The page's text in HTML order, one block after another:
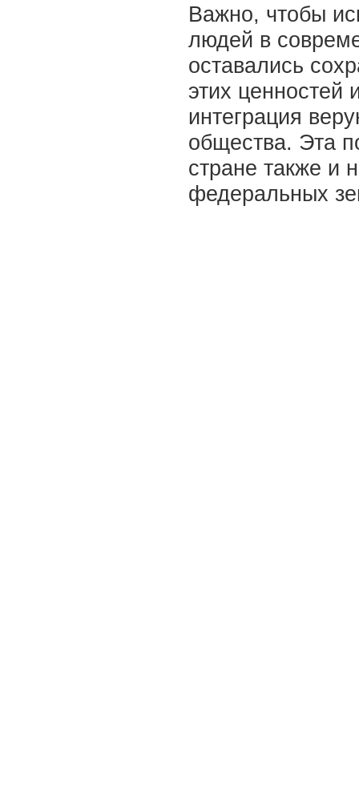
Важно, чтобы
людей в
оставались
этих ценностей
интеграция
общества. Эта
стране также и
федеральных